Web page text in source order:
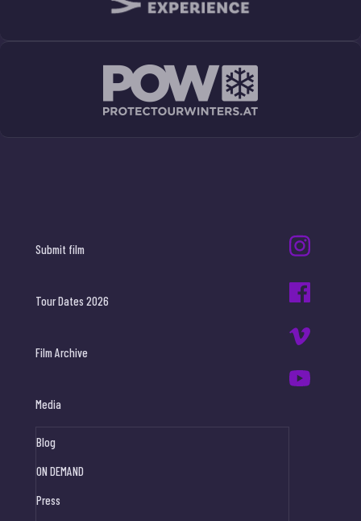
Submit film
Tour Dates 2026
Film Archive
Media
Blog
ON DEMAND
Press